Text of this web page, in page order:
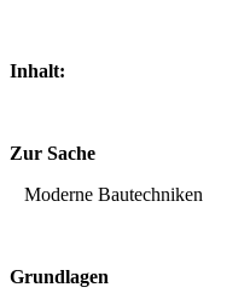
Inhalt:
Zur Sache
Moderne Bautechniken
Grundlagen